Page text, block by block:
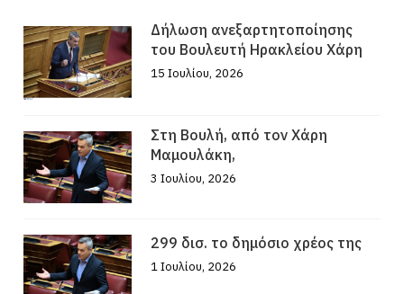
Δήλωση ανεξαρτητοποίησης
του Βουλευτή Ηρακλείου Χάρη
15 Ιουλίου, 2026
Στη Βουλή, από τον Χάρη
Μαμουλάκη,
3 Ιουλίου, 2026
299 δισ. το δημόσιο χρέος της
1 Ιουλίου, 2026